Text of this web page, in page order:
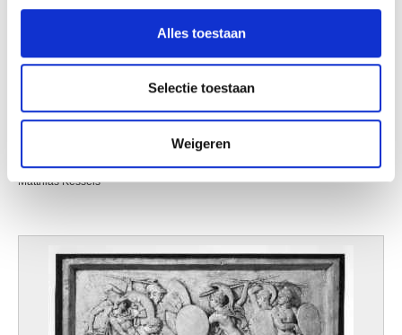
en om ons websiteverkeer te analyseren. Ook delen we
informatie over uw gebruik van onze site met onze
partners voor social media, adverteren en analyse. Deze
verzameld op basis van uw gebruik van hun services.
Alles toestaan
Selectie toestaan
Weigeren
De genius van de schone kunsten
Matthias Kessels